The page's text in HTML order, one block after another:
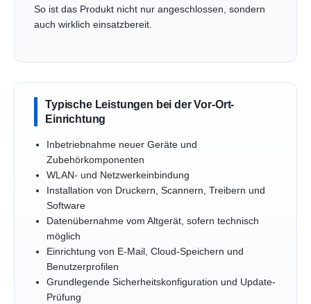
So ist das Produkt nicht nur angeschlossen, sondern
auch wirklich einsatzbereit.
Typische Leistungen bei der Vor-Ort-
Einrichtung
Inbetriebnahme neuer Geräte und
Zubehörkomponenten
WLAN- und Netzwerkeinbindung
Installation von Druckern, Scannern, Treibern und
Software
Datenübernahme vom Altgerät, sofern technisch
möglich
Einrichtung von E-Mail, Cloud-Speichern und
Benutzerprofilen
Grundlegende Sicherheitskonfiguration und Update-
Prüfung